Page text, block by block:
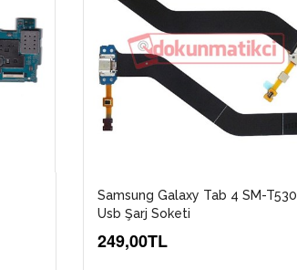
Samsung Galaxy Tab 4 SM-T530
Usb Şarj Soketi
249,00TL